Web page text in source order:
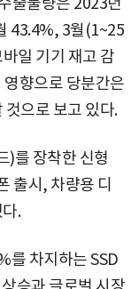
43.4%, 3월(1~25
일 기기 재고 감
향으로 당분간은
으로 보고 있다.
)를 장착한 신형
출시, 차량용 디
.
를 차지하는 SSD